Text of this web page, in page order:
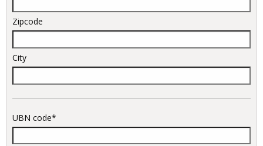
Zipcode
City
UBN code*